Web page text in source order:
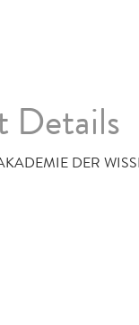
Details
DER